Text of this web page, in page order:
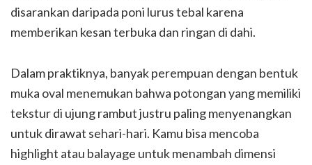
disarankan daripada poni lurus tebal karena
memberikan kesan terbuka dan ringan di dahi.
Dalam praktiknya, banyak perempuan dengan bentuk
muka oval menemukan bahwa potongan yang memiliki
tekstur di ujung rambut justru paling menyenangkan
untuk dirawat sehari-hari. Kamu bisa mencoba
highlight atau balayage untuk menambah dimensi